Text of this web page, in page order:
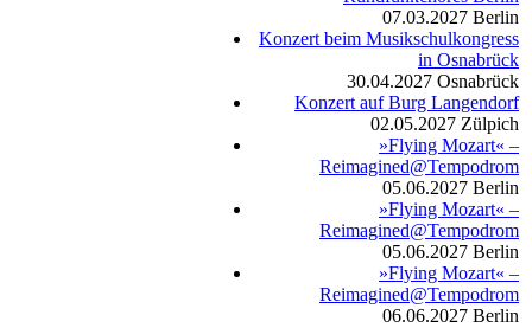
07.03.2027 Berlin
Konzert beim Musikschulkongress
in Osnabrück
30.04.2027 Osnabrück
Konzert auf Burg Langendorf
02.05.2027 Zülpich
»Flying Mozart« –
Reimagined@Tempodrom
05.06.2027 Berlin
»Flying Mozart« –
Reimagined@Tempodrom
05.06.2027 Berlin
»Flying Mozart« –
Reimagined@Tempodrom
06.06.2027 Berlin